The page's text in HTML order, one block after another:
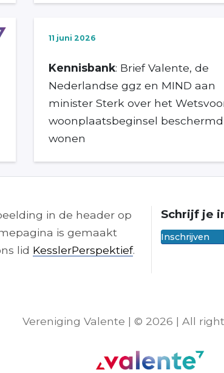
11 juni 2026
Kennisbank: Brief Valente, de
Nederlandse ggz en MIND aan
minister Sterk over het
woonplaatsbeginsel beschermd
wonen
in de header op
is gemaakt
lid KesslerPerspektief.
Schrijf je
Inschrijven
Vereniging Valente | © 2026 | All